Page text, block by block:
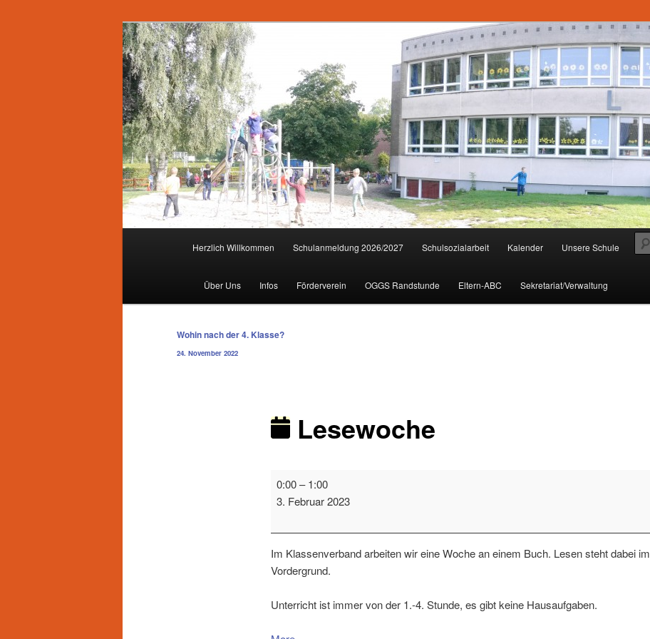
Herzlich Willkommen Schulanmeldung 2026/2027 Schulsozialarbeit Kalender Unsere Schule
Über Uns Infos Förderverein OGGS Randstunde Eltern-ABC Sekretariat/Verwaltung
Beitragsnavigation
Wohin nach der 4. Klasse?
24. November 2022
Lesewoche
0:00–1:00
3. Februar 2023
Im Klassenverband arbeiten wir eine Woche an einem Buch. Lesen steht dabei im
Vordergrund.
Unterricht ist immer von der 1.-4. Stunde, es gibt keine Hausaufgaben.